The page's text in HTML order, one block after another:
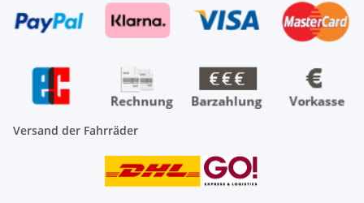
Versand der Fahrräder